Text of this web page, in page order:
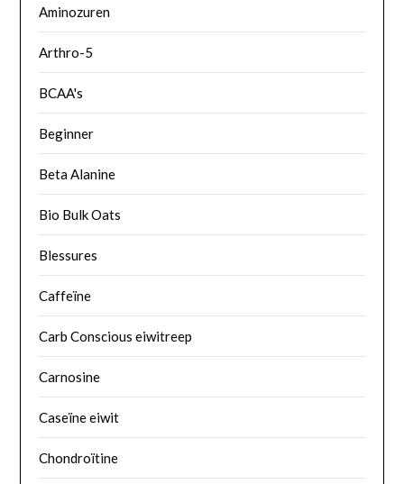
Aminozuren
Arthro-5
BCAA's
Beginner
Beta Alanine
Bio Bulk Oats
Blessures
Caffeïne
Carb Conscious eiwitreep
Carnosine
Caseïne eiwit
Chondroïtine